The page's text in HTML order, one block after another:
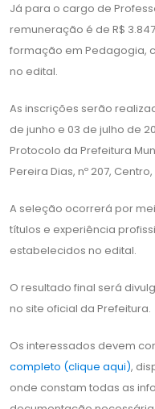
Já para o cargo de
remuneração é de R$
formação em Pedagogia,
no edital.
As inscrições serão
de junho e 03 de julho de
Protocolo da Prefeitura
Pereira Dias, nº 207,
A seleção ocorrerá por
títulos e experiência
estabelecidos no edital.
O resultado final será
no site oficial da Prefeitura.
Os interessados devem
completo (clique aqui),
onde constam todas as